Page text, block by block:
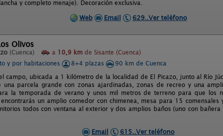
y completo menaje). Decoración exclusiva.
Web
Email 629..Ver teléfono
Olivos
(Cuenca) a 10,9 km de Sisante (Cuenca)
y por habitaciones
8+4 plazas
90 km de Cuenca
campo, ubicada a 1 kilómetro de la localidad de El Picazo, junto al Río
una parcela grande con zonas ajardinadas, zonas de recreo y una
la temporada de verano y unos mil metros de terreno para que los
un amplio comedor con chimenea, mesa para 15
todos con ventana al exterior y dos amplios baños (uno con bañera
Email
615..Ver teléfono